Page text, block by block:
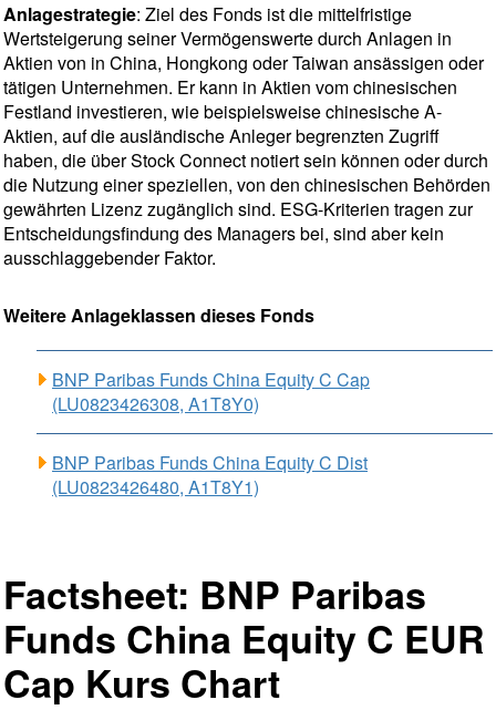
Anlagestrategie: Ziel des Fonds ist die mittelfristige
Wertsteigerung seiner Vermögenswerte durch Anlagen in
Aktien von in China, Hongkong oder Taiwan ansässigen oder
tätigen Unternehmen. Er kann in Aktien vom chinesischen
Festland investieren, wie beispielsweise chinesische A-
Aktien, auf die ausländische Anleger begrenzten Zugriff
haben, die über Stock Connect notiert sein können oder durch
die Nutzung einer speziellen, von den chinesischen Behörden
gewährten Lizenz zugänglich sind. ESG-Kriterien tragen zur
Entscheidungsfindung des Managers bei, sind aber kein
ausschlaggebender Faktor.
Weitere Anlageklassen dieses Fonds
BNP Paribas Funds China Equity C Cap
(LU0823426308, A1T8Y0)
BNP Paribas Funds China Equity C Dist
(LU0823426480, A1T8Y1)
Factsheet: BNP Paribas
Funds China Equity C EUR
Cap Kurs Chart